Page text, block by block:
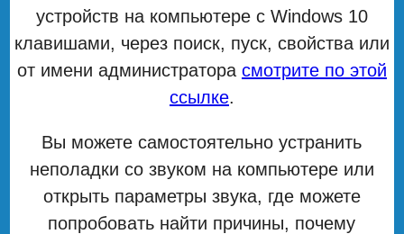
устройств на компьютере с Windows 10
клавишами, через поиск, пуск, свойства или
от имени администратора смотрите по этой
ссылке.
Вы можете самостоятельно устранить
неполадки со звуком на компьютере или
открыть параметры звука, где можете
попробовать найти причины, почему